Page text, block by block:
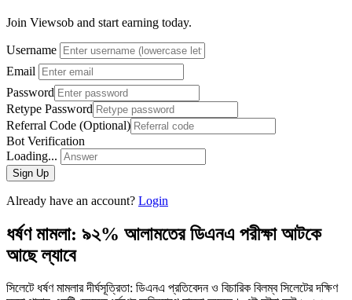
Join Viewsob and start earning today.
Username
Email
Password
Retype Password
Referral Code (Optional)
Bot Verification
Loading...
Sign Up
Already have an account? Login
ধর্ষণ মামলা: ৯২% আলামতের ডিএনএ পরীক্ষা আটকে
আছে ল্যাবে
সিলেটে ধর্ষণ মামলার দীর্ঘসূত্রিতা: ডিএনএ প্রতিবেদন ও বিচারিক বিলম্ব সিলেটের দক্ষিণ